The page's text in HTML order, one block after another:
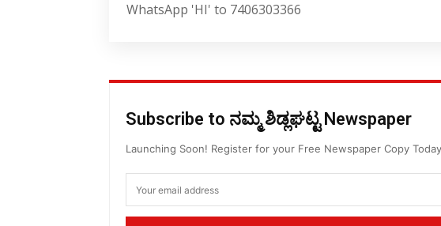
WhatsApp 'HI' to 7406303366
Subscribe to ನಮ್ಮ ಶಿಡ್ಲಘಟ್ಟ Newspaper
Launching Soon! Register for your Free Newspaper Copy